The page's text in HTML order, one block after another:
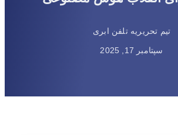
تیم تحریریه تلفن ابری
سپتامبر 17, 2025